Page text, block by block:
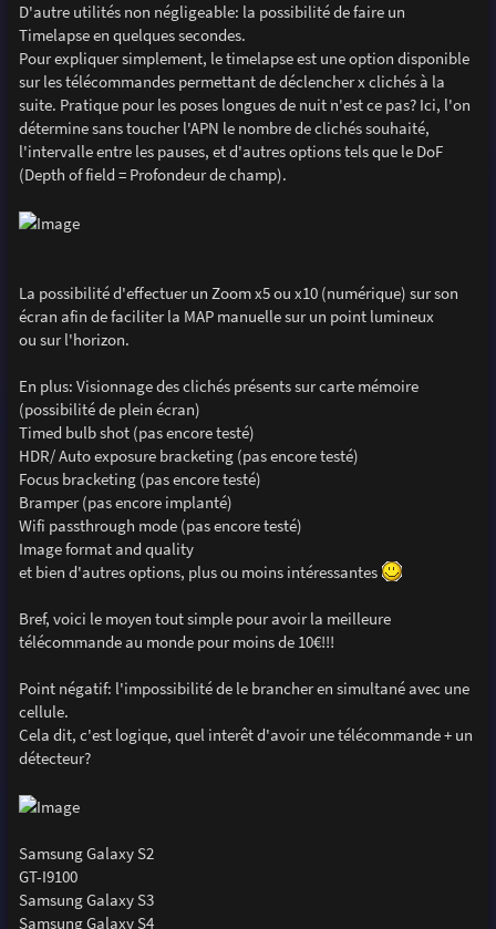
D'autre utilités non négligeable: la possibilité de faire un
Timelapse en quelques secondes.
Pour expliquer simplement, le timelapse est une option disponible
sur les télécommandes permettant de déclencher x clichés à la
suite. Pratique pour les poses longues de nuit n'est ce pas? Ici, l'on
détermine sans toucher l'APN le nombre de clichés souhaité,
l'intervalle entre les pauses, et d'autres options tels que le DoF
(Depth of field = Profondeur de champ).
La possibilité d'effectuer un Zoom x5 ou x10 (numérique) sur son
écran afin de faciliter la MAP manuelle sur un point lumineux
ou sur l'horizon.
En plus: Visionnage des clichés présents sur carte mémoire
(possibilité de plein écran)
Timed bulb shot (pas encore testé)
HDR/ Auto exposure bracketing (pas encore testé)
Focus bracketing (pas encore testé)
Bramper (pas encore implanté)
Wifi passthrough mode (pas encore testé)
Image format and quality
et bien d'autres options, plus ou moins intéressantes
Bref, voici le moyen tout simple pour avoir la meilleure
télécommande au monde pour moins de 10€!!!
Point négatif: l'impossibilité de le brancher en simultané avec une
cellule.
Cela dit, c'est logique, quel interêt d'avoir une télécommande + un
détecteur?
Samsung Galaxy S2
GT-I9100
Samsung Galaxy S3
Samsung Galaxy S4